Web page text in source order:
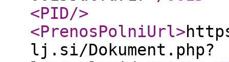
<PID/>
<PrenosPolniUrl>
lj.si/Dokument.php?